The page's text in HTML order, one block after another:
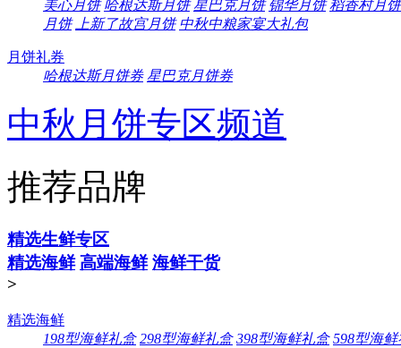
美心月饼 哈根达斯月饼 星巴克月饼 锦华月饼 稻香村月饼
月饼
上新了故宫月饼 中秋中粮家宴大礼包
月饼礼券
哈根达斯月饼券 星巴克月饼券
中秋月饼专区频道
推荐品牌
精选生鲜专区
精选海鲜 高端海鲜 海鲜干货
>
精选海鲜
198型海鲜礼盒 298型海鲜礼盒 398型海鲜礼盒 598型海鲜